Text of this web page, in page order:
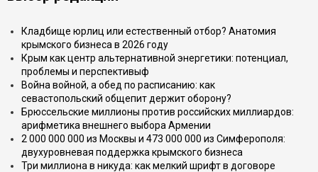
Кладбище юрлиц или естественный отбор? Анатомия
крымского бизнеса в 2026 году
Крым как центр альтернативной энергетики: потенциал,
проблемы и перспективыф
Война войной, а обед по расписанию: как
севастопольский общепит держит оборону?
Брюссельские миллионы против российских миллиардов:
арифметика внешнего выбора Армении
2 000 000 000 из Москвы и 473 000 000 из Симферополя:
двухуровневая поддержка крымского бизнеса
Три миллиона в никуда: как мелкий шрифт в договоре